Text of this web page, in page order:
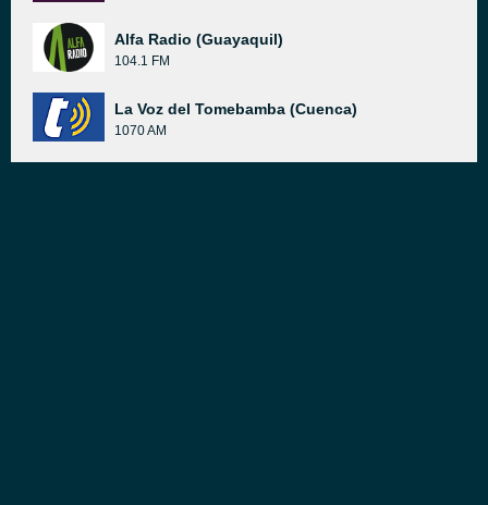
Alfa Radio (Guayaquil)
104.1 FM
La Voz del Tomebamba (Cuenca)
1070 AM